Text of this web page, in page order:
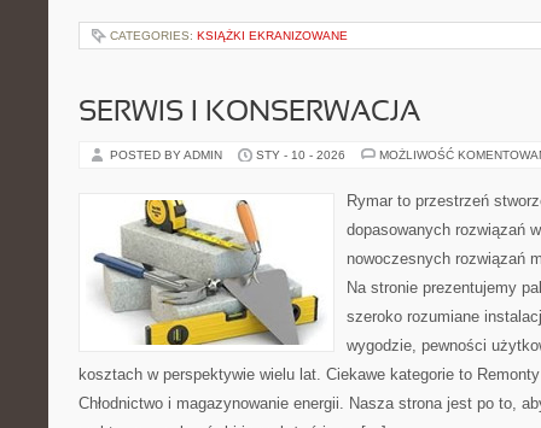
CATEGORIES: KSIĄŻKI EKRANIZOWANE
SERWIS I KONSERWACJA
POSTED BY ADMIN STY - 10 - 2026 MOŻLIWOŚĆ
Rymar to przestrzeń
dopasowanych rozwiązań
nowoczesnych rozwiązań
Na stronie prezentujemy
szeroko rozumiane
wygodzie, pewności
kosztach w perspektywie wielu lat. Ciekawe kategorie to
Chłodnictwo i magazynowanie energii. Nasza strona jest po to,